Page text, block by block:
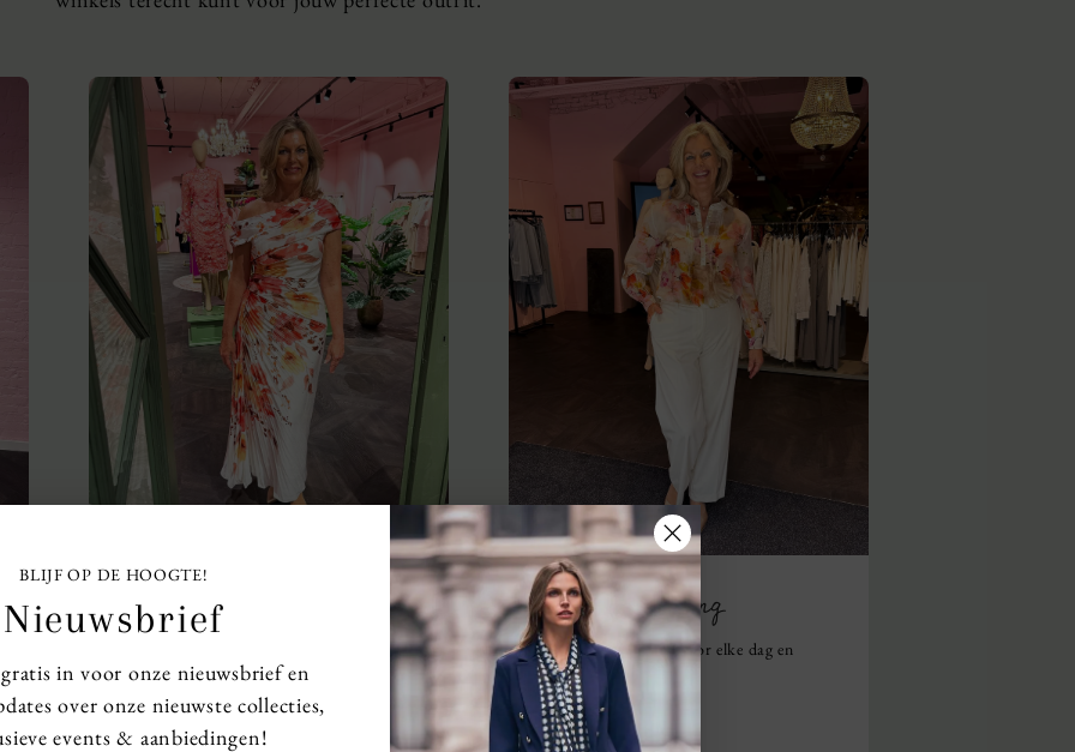
BLIJF OP DE HOOGTE!
Nieuwsbrief
in voor onze nieuwsbrief en
over onze nieuwste collecties,
events & aanbiedingen!
Moeder van de bruid
& bruidegom kleding
Verfijnde jurken voor de meest
bijzondere dag van je kind.
Casual kleding
Moeiteloos stijlvol voor elke dag en
relaxte gelegenheden.
Bekijk collectie